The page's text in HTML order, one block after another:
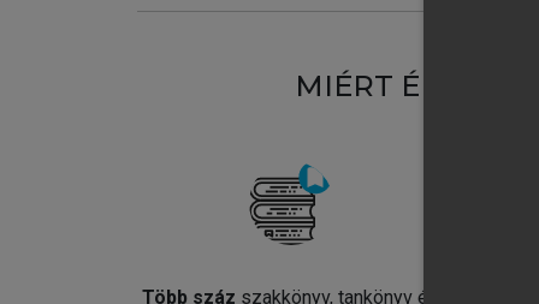
MIÉRT
Több száz szakkönyv, tankönyv és